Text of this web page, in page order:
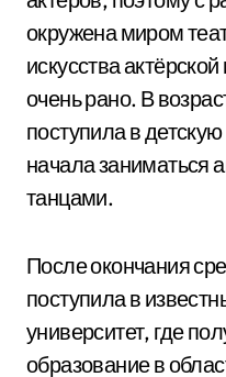
окружена миром
искусства
очень рано. В
поступила в
начала заниматься
танцами.
После окончания
поступила в
университет, где
образование в